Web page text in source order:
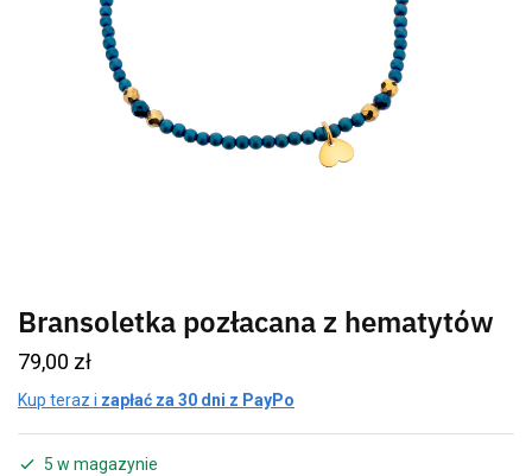
Bransoletka pozłacana z hematytów
79,00 zł
Kup teraz i zapłać za 30 dni z PayPo
5 w magazynie